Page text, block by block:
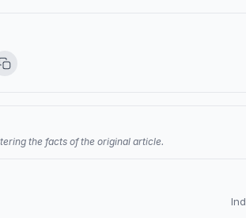
the facts of the original article.